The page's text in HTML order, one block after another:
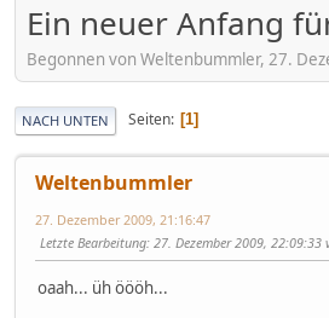
Ein neuer Anfang
Begonnen von Weltenbummler, 27.
NACH UNTEN Seiten 1
Weltenbummler
27. Dezember 2009, 21:16:47
Letzte Bearbeitung: 27. Dezember 2009, 22:09:33
oaah... üh öööh...